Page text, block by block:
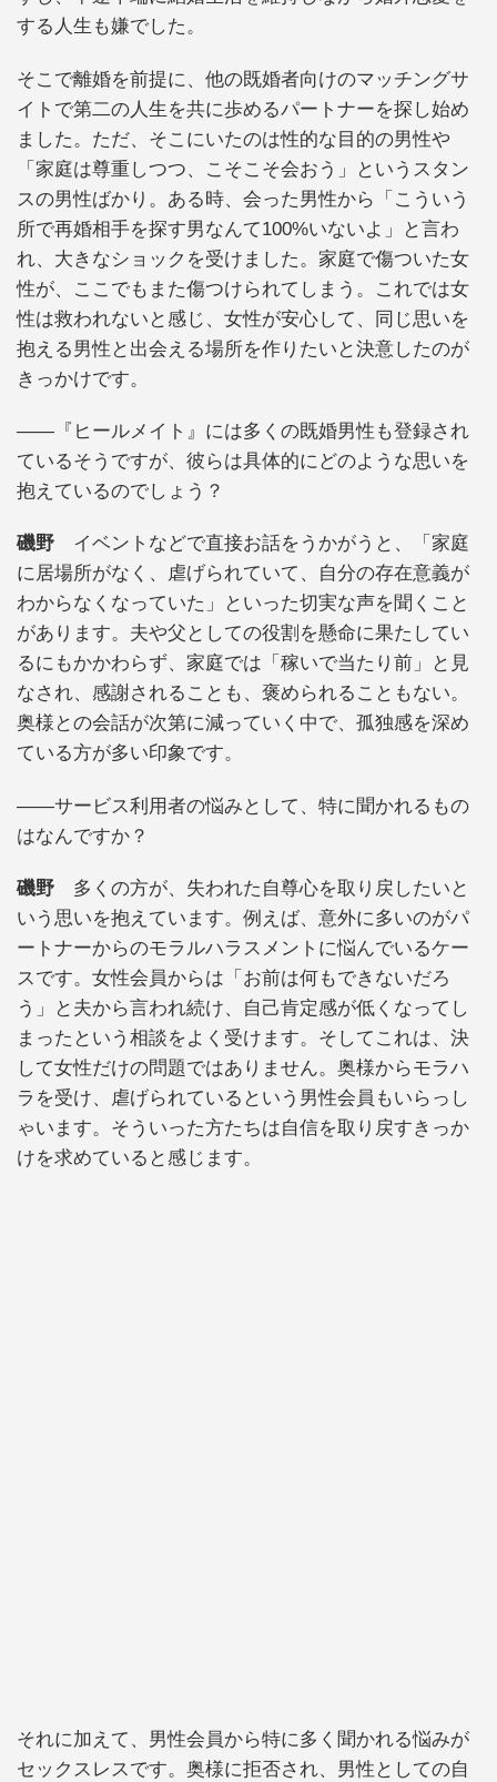
する人生も嫌でした。
そこで離婚を前提に、他の既婚者向けのマッチングサ
イトで第二の人生を共に歩めるパートナーを探し始め
ました。ただ、そこにいたのは性的な目的の男性や
「家庭は尊重しつつ、こそこそ会おう」というスタン
スの男性ばかり。ある時、会った男性から「こういう
所で再婚相手を探す男なんて100%いないよ」と言わ
れ、大きなショックを受けました。家庭で傷ついた女
性が、ここでもまた傷つけられてしまう。これでは女
性は救われないと感じ、女性が安心して、同じ思いを
抱える男性と出会える場所を作りたいと決意したのが
きっかけです。
――『ヒールメイト』には多くの既婚男性も登録され
ているそうですが、彼らは具体的にどのような思いを
抱えているのでしょう？
磯野 イベントなどで直接お話をうかがうと、「家庭
に居場所がなく、虐げられていて、自分の存在意義が
わからなくなっていた」といった切実な声を聞くこと
があります。夫や父としての役割を懸命に果たしてい
るにもかかわらず、家庭では「稼いで当たり前」と見
なされ、感謝されることも、褒められることもない。
奥様との会話が次第に減っていく中で、孤独感を深め
ている方が多い印象です。
――サービス利用者の悩みとして、特に聞かれるもの
はなんですか？
磯野 多くの方が、失われた自尊心を取り戻したいと
いう思いを抱えています。例えば、意外に多いのがパ
ートナーからのモラルハラスメントに悩んでいるケー
スです。女性会員からは「お前は何もできないだろ
う」と夫から言われ続け、自己肯定感が低くなってし
まったという相談をよく受けます。そしてこれは、決
して女性だけの問題ではありません。奥様からモラハ
ラを受け、虐げられているという男性会員もいらっし
ゃいます。そういった方たちは自信を取り戻すきっか
けを求めていると感じます。
それに加えて、男性会員から特に多く聞かれる悩みが
セックスレスです。奥様に拒否され、男性としての自